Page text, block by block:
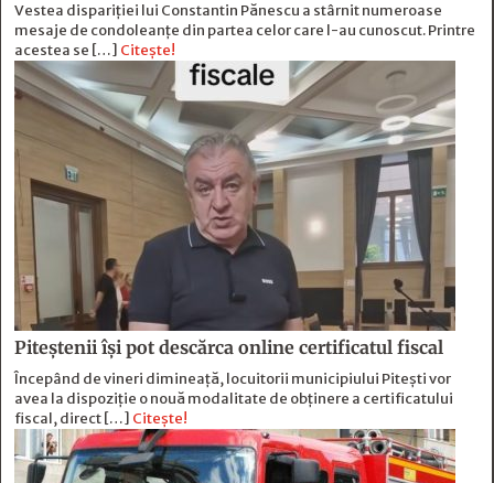
Vestea dispariției lui Constantin Pănescu a stârnit numeroase
mesaje de condoleanțe din partea celor care l-au cunoscut. Printre
acestea se […] Citește!
Piteștenii își pot descărca online certificatul fiscal
Începând de vineri dimineață, locuitorii municipiului Pitești vor
avea la dispoziție o nouă modalitate de obținere a certificatului
fiscal, direct […] Citește!